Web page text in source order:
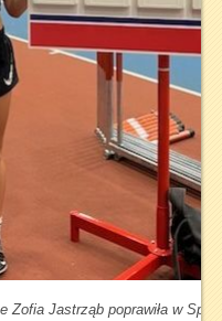
Jastrząb poprawiła w